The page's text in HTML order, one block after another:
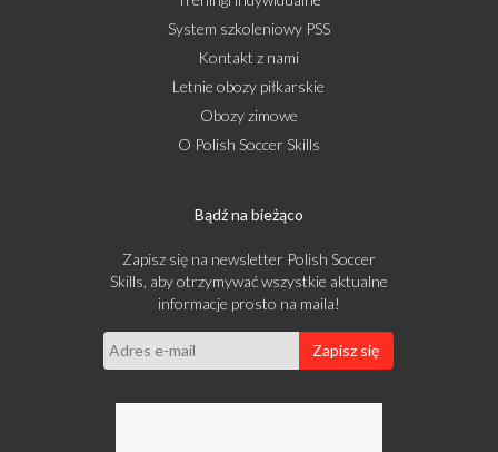
System szkoleniowy PSS
Kontakt z nami
Letnie obozy piłkarskie
Obozy zimowe
O Polish Soccer Skills
Bądź na bieżąco
Zapisz się na newsletter Polish Soccer
Skills, aby otrzymywać wszystkie aktualne
informacje prosto na maila!
Zapisz się